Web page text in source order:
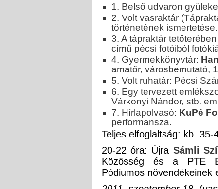
1. Belső udvaron
2. Volt vasraktár
történetének ismertetése.
3. A tápraktár tetőterében
című pécsi fotóiból
4. Gyermekkönyvtár:
amatőr, városbemutató,
5. Volt ruhatár: Pécsi
6. Egy tervezett
Várkonyi Nándor, stb.
7. Hírlapolvasó: KuPé
performansza.
Teljes elfoglaltság: kb. 35-
20-22 óra: Újra Sámli
Közösség és a PTE
Pódiumos növendékeinek